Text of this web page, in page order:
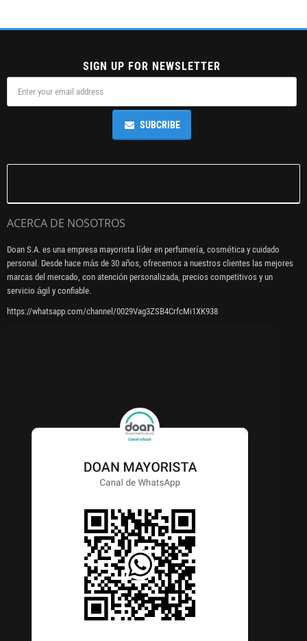
SIGN UP FOR NEWSLETTER
SUBCRIBE
ACERCA DE NOSOTROS
Doan S.A. es una empresa mayorista líder en perfumería, cosmética y cuidado
personal. Desde hace más de 30 años, ofrecemos a nuestros clientes las mejores
marcas del mercado, con atención personalizada, precios competitivos y un
servicio ágil y confiable.
https://whatsapp.com/channel/0029Vag3ZSB4CrfcMi1XK938